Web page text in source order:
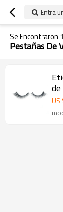
Entra
Se Encontraron 1
Pestañas De
US